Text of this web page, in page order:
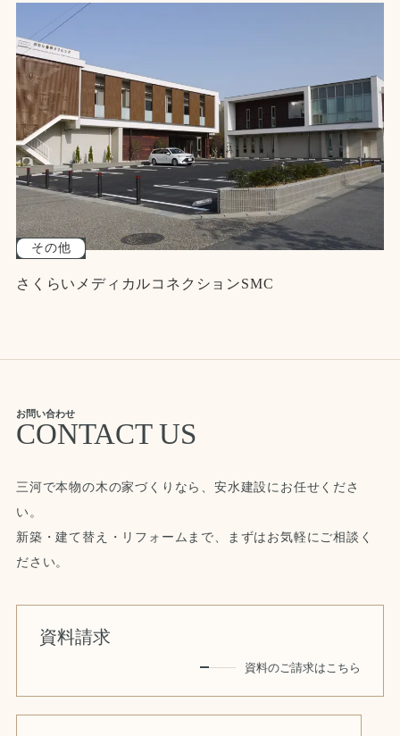
その他
さくらいメディカルコネクションSMC
お問い合わせ
CONTACT US
三河で本物の木の家づくりなら、安水建設にお任せくださ
い。
新築・建て替え・リフォームまで、まずはお気軽にご相談く
ださい。
資料請求
資料のご請求はこちら